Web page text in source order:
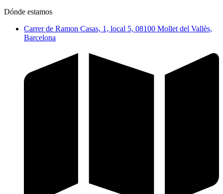
Dónde estamos
Carrer de Ramon Casas, 1, local 5, 08100 Mollet del Vallès,
Barcelona